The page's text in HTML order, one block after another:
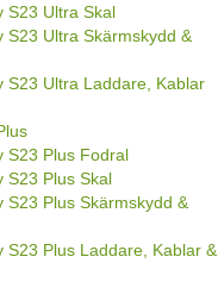
S23 Ultra Skal
S23 Ultra Skärmskydd &
S23 Ultra Laddare, Kablar
S23 Plus Fodral
S23 Plus Skal
S23 Plus Skärmskydd &
S23 Plus Laddare, Kablar &